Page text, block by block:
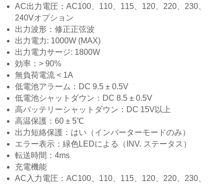
AC出力電圧：AC100、110、115、120、220、230、
240Vオプション
出力波形：修正正弦波
出力電力: 1000W (MAX)
出力電力サージ: 1800W
効率：> 90%
無負荷電流 < 1A
低電池アラーム：DC 9.5 ± 0.5V
低電池シャットダウン：DC 8.5 ± 0.5V
高バッテリーシャットダウン：DC 15V以上
高温保護：60 ± 5℃
出力短絡保護：はい（インバーターモードのみ）
エラー表示：緑色LEDによる（INV. ステータス）
転送時間：4ms
充電機能
AC入力電圧：AC100、110、115、120、220、230、